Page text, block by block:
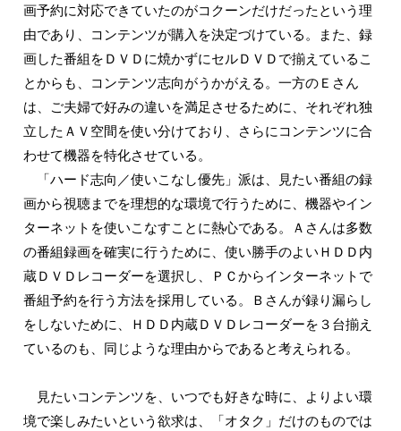
画予約に対応できていたのがコクーンだけだったという理
由であり、コンテンツが購入を決定づけている。また、録
画した番組をＤＶＤに焼かずにセルＤＶＤで揃えているこ
とからも、コンテンツ志向がうかがえる。一方のＥさん
は、ご夫婦で好みの違いを満足させるために、それぞれ独
立したＡＶ空間を使い分けており、さらにコンテンツに合
わせて機器を特化させている。
「ハード志向／使いこなし優先」派は、見たい番組の録
画から視聴までを理想的な環境で行うために、機器やイン
ターネットを使いこなすことに熱心である。Ａさんは多数
の番組録画を確実に行うために、使い勝手のよいＨＤＤ内
蔵ＤＶＤレコーダーを選択し、ＰＣからインターネットで
番組予約を行う方法を採用している。Ｂさんが録り漏らし
をしないために、ＨＤＤ内蔵ＤＶＤレコーダーを３台揃え
ているのも、同じような理由からであると考えられる。
見たいコンテンツを、いつでも好きな時に、よりよい環
境で楽しみたいという欲求は、「オタク」だけのものでは